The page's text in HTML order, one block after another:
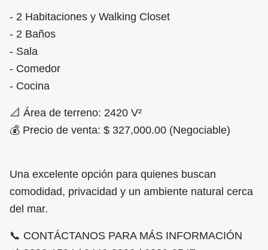
- 2 Habitaciones y Walking Closet
- 2 Baños
- Sala
- Comedor
- Cocina
📐 Área de terreno: 2420 V²
💰 Precio de venta: $ 327,000.00 (Negociable)
Una excelente opción para quienes buscan
comodidad, privacidad y un ambiente natural cerca
del mar.
📞 CONTÁCTANOS PARA MÁS INFORMACIÓN